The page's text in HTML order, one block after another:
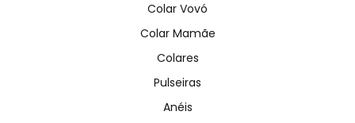
Colar Vovó
Colar Mamãe
Colares
Pulseiras
Anéis